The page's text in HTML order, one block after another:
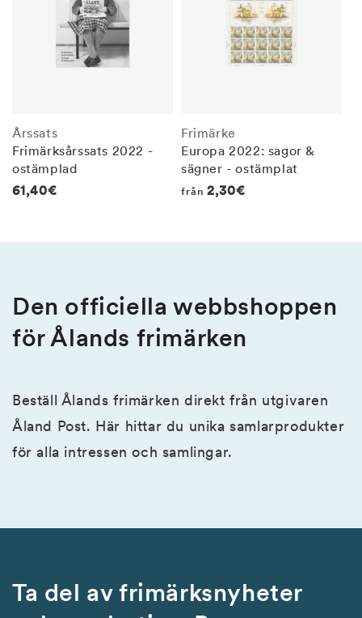
Årssats
Frimärksårssats 2022 -
ostämplad
Regular
61,40€
Frimärke
Europa 2022: sagor &
sägner - ostämplat
Regular
från 2,30€
Den officiella webbshoppen
för Ålands frimärken
Beställ Ålands frimärken direkt från utgivaren
Åland Post. Här hittar du unika samlarprodukter
för alla intressen och samlingar.
Ta del av frimärksnyheter